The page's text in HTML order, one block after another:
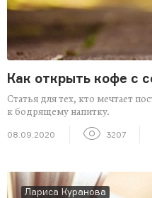
Как открыть кофе с
Статья для тех, кто мечтает
к бодрящему напитку.
08.09.2020 3207
Лариса Куранова